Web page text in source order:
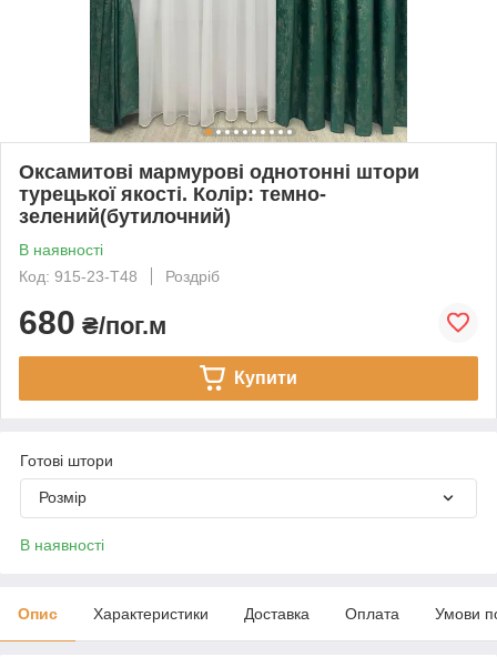
Оксамитові мармурові однотонні штори
турецької якості. Колір: темно-
зелений(бутилочний)
В наявності
Код: 915-23-Т48
Роздріб
680 ₴/пог.м
Купити
Готові штори
Розмір
В наявності
Опис Характеристики Доставка Оплата Умови